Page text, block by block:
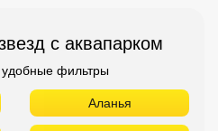
с аквапарком
удобные фильтры
Аланья